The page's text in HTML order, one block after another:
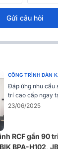
lựa chọn lý
nghiệp,
trung thực và
Gửi câu hỏi
CÔNG TRÌNH DÀN
Đáp ứng nhu cầu
trí cao cấp ngay
23/06/2025
RCF gần 90
BPA-H102,